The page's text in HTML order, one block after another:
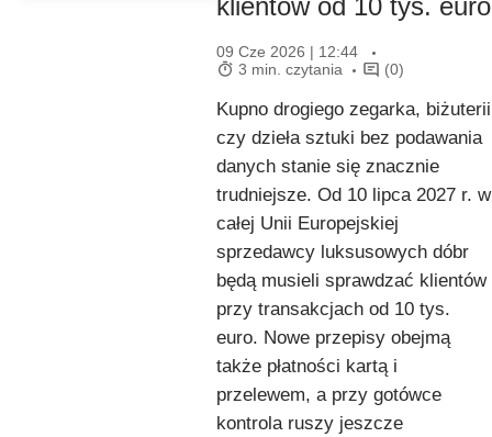
klientów od 10 tys. euro
09 Cze 2026 | 12:44
3 min. czytania
(0)
Kupno drogiego zegarka, biżuterii
czy dzieła sztuki bez podawania
danych stanie się znacznie
trudniejsze. Od 10 lipca 2027 r. w
całej Unii Europejskiej
sprzedawcy luksusowych dóbr
będą musieli sprawdzać klientów
przy transakcjach od 10 tys.
euro. Nowe przepisy obejmą
także płatności kartą i
przelewem, a przy gotówce
kontrola ruszy jeszcze